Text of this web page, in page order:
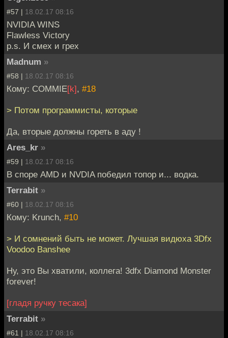
#57 | 18.02.17 08:16
NVIDIA WINS
Flawless Victory
p.s. И смех и грех
Madnum »
#58 | 18.02.17 08:16
Кому: COMMIE[k], #18
> Потом программисты, которые
Да, вторые должны гореть в аду !
Ares_kr »
#59 | 18.02.17 08:16
В споре AMD и NVDIA победил топор и... водка.
Terrabit »
#60 | 18.02.17 08:16
Кому: Krunch, #10
> И сомнений быть не может. Лучшая видюха 3Dfx
Voodoo Banshee
Ну, это Вы хватили, коллега! 3dfx Diamond Monster
forever!
[гладя ручку тесака]
Terrabit »
#61 | 18.02.17 08:16